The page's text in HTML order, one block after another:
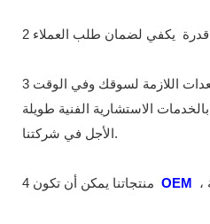
قدرة
3 حيث يمكنك شراء جميع المعدات اللازمة لسوقك وفي الوقت
الاستشارية الفنية طويلة
الأجل في شركتنا.
OEM